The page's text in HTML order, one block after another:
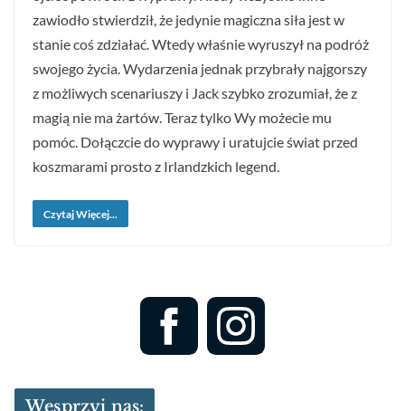
zawiodło stwierdził, że jedynie magiczna siła jest w
stanie coś zdziałać. Wtedy właśnie wyruszył na podróż
swojego życia. Wydarzenia jednak przybrały najgorszy
z możliwych scenariuszy i Jack szybko zrozumiał, że z
magią nie ma żartów. Teraz tylko Wy możecie mu
pomóc. Dołączcie do wyprawy i uratujcie świat przed
koszmarami prosto z Irlandzkich legend.
Czytaj Więcej...
Wesprzyj nas: